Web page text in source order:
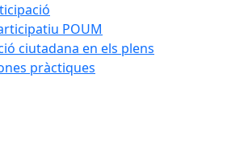
POUM
ciutadana en els plens
pràctiques